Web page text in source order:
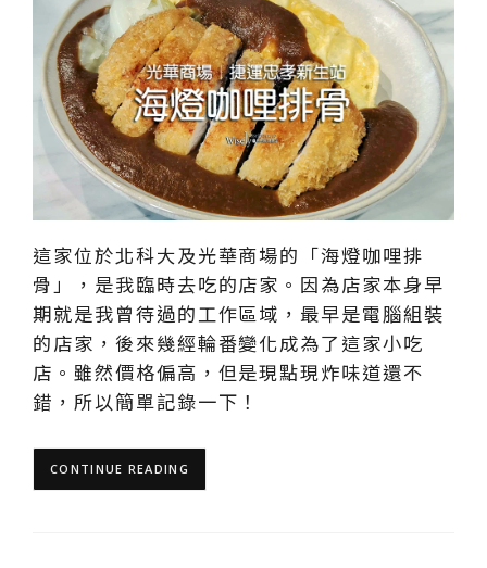
這家位於北科大及光華商場的「海燈咖哩排
骨」，是我臨時去吃的店家。因為店家本身早
期就是我曾待過的工作區域，最早是電腦組裝
的店家，後來幾經輪番變化成為了這家小吃
店。雖然價格偏高，但是現點現炸味道還不
錯，所以簡單記錄一下！
CONTINUE READING